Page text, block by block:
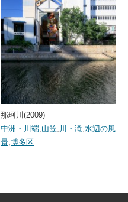
那珂川(2009)
中洲・川端,山笠, 川・滝,水辺の風
景,博多区